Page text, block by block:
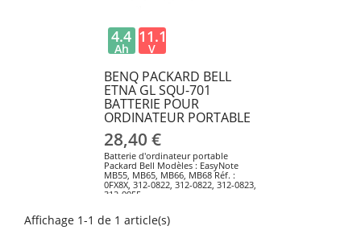
BENQ PACKARD BELL
ETNA GL SQU-701
BATTERIE POUR
ORDINATEUR PORTABLE
28,40 €
Batterie d'ordinateur portable
Packard Bell Modèles : EasyNote
MB55, MB65, MB66, MB68 Réf. :
0FX8X, 312-0822, 312-0822, 312-0823,
312-9955
4.4
Ah
11.1
V
Affichage 1-1 de 1 article(s)